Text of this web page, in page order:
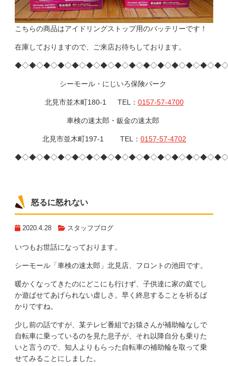
こちらの商品はアイドリングストップ用のバッテリーです！
在庫しておりますので、ご来店お待ちしております。
シーモール・にじいろ保険パーク
北見市並木町180-1 TEL： 0157-57-4700
車検の速太郎・鈑金の速太郎
北見市並木町197-1 TEL： 0157-57-4702
怒るに怒れない
2020.4.28 スタッフブログ
いつもお世話になっております。
シーモール「車検の速太郎」北見店、フロントの池田です。
暖かくなってきたのにどこにも行けず、子供達に家の庭でし
か遊ばせてあげられない虚しさ。早く終息することを祈るば
かりですね。
少し前の話ですが、某テレビ番組でお猿さんが補助輪なしで
自転車に乗っているのを見た息子が、それ以降自分も乗りた
いと言うので、知人よりもらった自転車の補助輪を取って乗
せてみることにしました。